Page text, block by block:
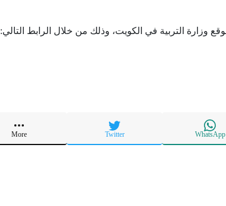
وزارة التربية في الكويت، وذلك من خلال الرابط التالي:
WhatsApp
Twitter
More